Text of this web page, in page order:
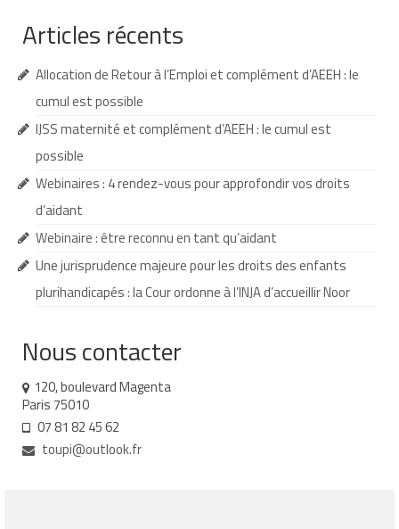
Projet de vie
Demande d’allocations
Taux de handicap et carte d’invalidité
Demande d’AVS
Autres aides financières
Aides municipales
Aides destinées aux fonctionnaires
Aides pour les salariés du privé
Aide exceptionnelle sécurité sociale
Aide aux démarches relatives à la
scolarisation
Articles récents
Allocation de Retour à l’Emploi et complément d’AEEH : le
cumul est possible
IJSS maternité et complément d’AEEH : le cumul est
possible
Webinaires : 4 rendez-vous pour approfondir vos droits
d’aidant
Webinaire : être reconnu en tant qu’aidant
Une jurisprudence majeure pour les droits des enfants
plurihandicapés : la Cour ordonne à l’INJA d’accueillir Noor
Nous contacter
120, boulevard Magenta
Paris 75010
07 81 82 45 62
toupi@outlook.fr